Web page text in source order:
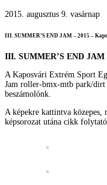
2015. augusztus 9. vasárnap
III. SUMMER’S END JAM – 2015 –
III. SUMMER’S END JAM
A Kaposvári Extrém Sport
Jam roller-bmx-mtb park/dirt
beszámolónk.
A képekre kattintva közepes,
képsorozat utána cikk